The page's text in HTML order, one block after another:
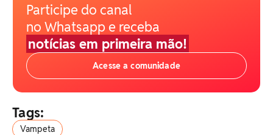
Participe do canal
no Whatsapp e receba
notícias em primeira mão!
Acesse a comunidade
Tags:
Vampeta